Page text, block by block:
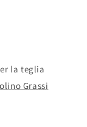
la teglia
Grassi